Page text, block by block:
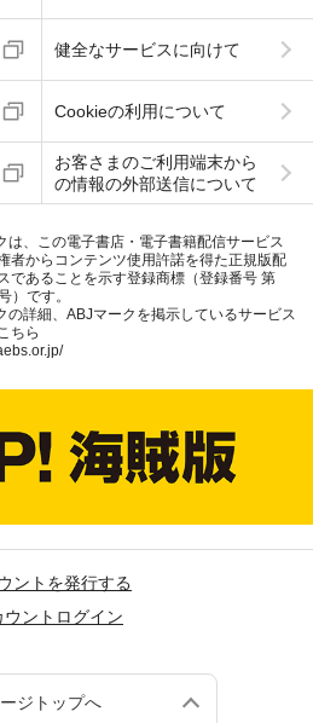
健全なサービスに向けて
Cookieの利用について
お客さまのご利用端末から
の情報の外部送信について
は、この電子書店・電子書籍配信サービス
者からコンテンツ使用許諾を得た正規版配
であることを示す登録商標（登録番号 第
）です。
の詳細、ABJマークを掲示しているサービス
ちら
ントを発行する
ウントログイン
ジトップへ